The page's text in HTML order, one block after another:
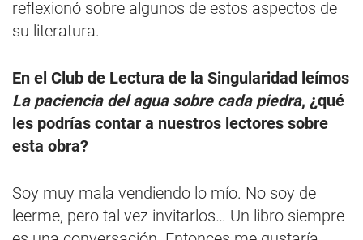
reflexionó sobre algunos de estos aspectos de
su literatura.
En el Club de Lectura de la Singularidad leímos
La paciencia del agua sobre cada piedra, ¿qué
les podrías contar a nuestros lectores sobre
esta obra?
Soy muy mala vendiendo lo mío. No soy de
leerme, pero tal vez invitarlos… Un libro siempre